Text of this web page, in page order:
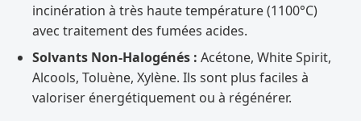
incinération à très haute température (1100°C)
avec traitement des fumées acides.
Solvants Non-Halogénés : Acétone, White Spirit,
Alcools, Toluène, Xylène. Ils sont plus faciles à
valoriser énergétiquement ou à régénérer.